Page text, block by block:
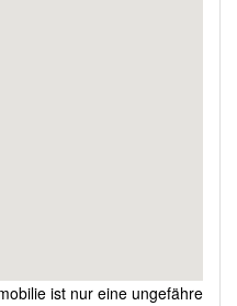
ist nur eine ungefähre